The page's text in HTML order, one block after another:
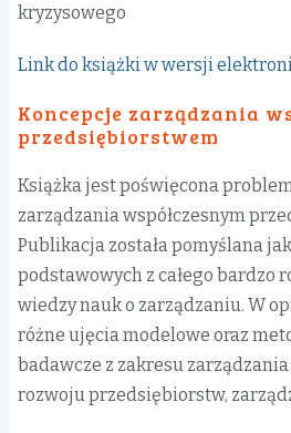
kryzysowego
Link do książki w wersji
Koncepcje zarządzania
przedsiębiorstwem
Książka jest poświęcona
zarządzania współczesnym
Publikacja została pomyślana
podstawowych z całego bardzo
wiedzy nauk o zarządzaniu. W
różne ujęcia modelowe oraz
badawcze z zakresu
rozwoju przedsiębiorstw,